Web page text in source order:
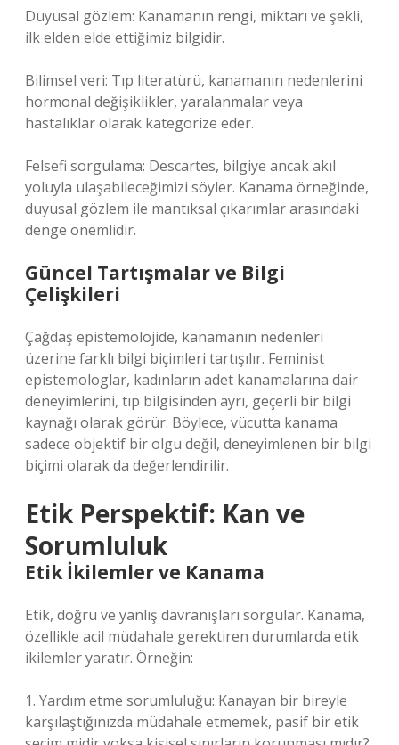
Duyusal gözlem: Kanamanın rengi, miktarı ve şekli,
ilk elden elde ettiğimiz bilgidir.
Bilimsel veri: Tıp literatürü, kanamanın nedenlerini
hormonal değişiklikler, yaralanmalar veya
hastalıklar olarak kategorize eder.
Felsefi sorgulama: Descartes, bilgiye ancak akıl
yoluyla ulaşabileceğimizi söyler. Kanama örneğinde,
duyusal gözlem ile mantıksal çıkarımlar arasındaki
denge önemlidir.
Güncel Tartışmalar ve Bilgi
Çelişkileri
Çağdaş epistemolojide, kanamanın nedenleri
üzerine farklı bilgi biçimleri tartışılır. Feminist
epistemologlar, kadınların adet kanamalarına dair
deneyimlerini, tıp bilgisinden ayrı, geçerli bir bilgi
kaynağı olarak görür. Böylece, vücutta kanama
sadece objektif bir olgu değil, deneyimlenen bir bilgi
biçimi olarak da değerlendirilir.
Etik Perspektif: Kan ve
Sorumluluk
Etikİkilemler ve Kanama
Etik, doğru ve yanlış davranışları sorgular. Kanama,
özellikle acil müdahale gerektiren durumlarda etik
ikilemler yaratır. Örneğin:
1. Yardım etme sorumluluğu: Kanayan bir bireyle
karşılaştığınızda müdahale etmemek, pasif bir etik